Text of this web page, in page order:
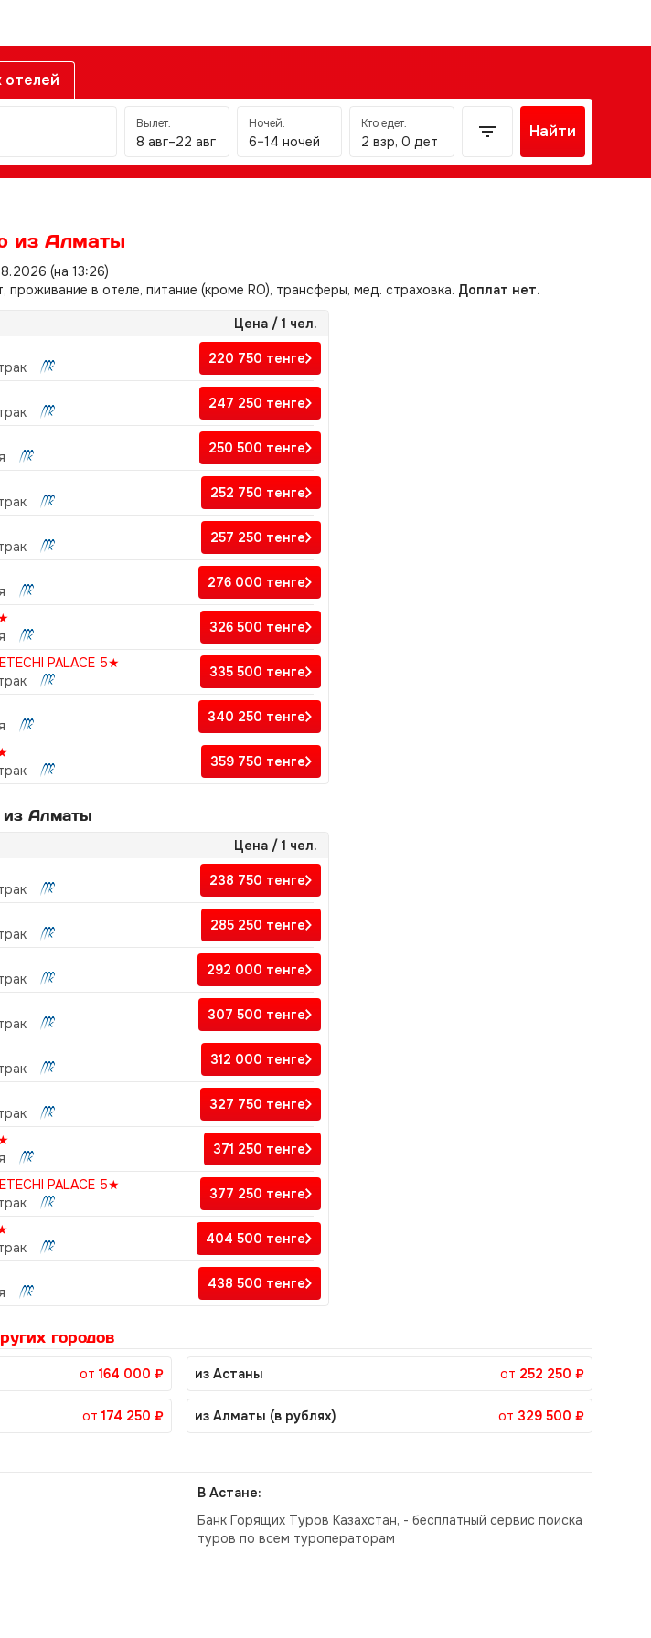
отелей
Вылет:
8 авг–22 авг
Ночей:
6–14 ночей
Кто едет:
2 взр, 0 дет
Найти
из Алматы
(на 13:26)
проживание в отеле, питание (кроме RO), трансферы, мед. страховка. Доплат нет.
Цена / 1 чел.
220 750 тенге
247 250 тенге
250 500 тенге
252 750 тенге
257 250 тенге
276 000 тенге
326 500 тенге
PALACE 5★
335 500 тенге
340 250 тенге
359 750 тенге
Алматы
Цена / 1 чел.
238 750 тенге
285 250 тенге
292 000 тенге
307 500 тенге
312 000 тенге
327 750 тенге
371 250 тенге
PALACE 5★
377 250 тенге
404 500 тенге
438 500 тенге
городов
от 164 000 ₽
от 174 250 ₽
из Астаны от 252 250 ₽
из Алматы (в рублях) от 329 500 ₽
В Астане:
Банк Горящих Туров Казахстан, - бесплатный сервис поиска
туров по всем туроператорам